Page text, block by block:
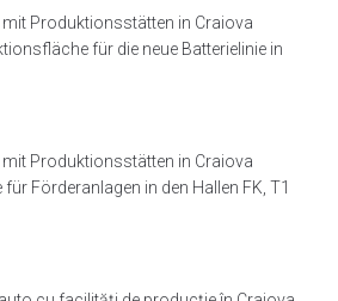
Produktionsstätten in Craiova
für die neue Batterielinie in
Produktionsstätten in Craiova
Förderanlagen in den Hallen FK, T1